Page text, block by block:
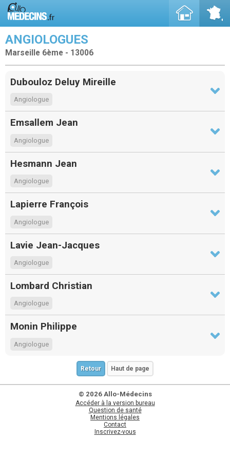
ANGIOLOGUES
Marseille 6ème - 13006
Dubouloz Deluy Mireille
Angiologue
Emsallem Jean
Angiologue
Hesmann Jean
Angiologue
Lapierre François
Angiologue
Lavie Jean-Jacques
Angiologue
Lombard Christian
Angiologue
Monin Philippe
Angiologue
Retour Haut de page
© 2026 Allo-Médecins
Accéder à la version bureau
Question de santé
Mentions légales
Contact
Inscrivez-vous